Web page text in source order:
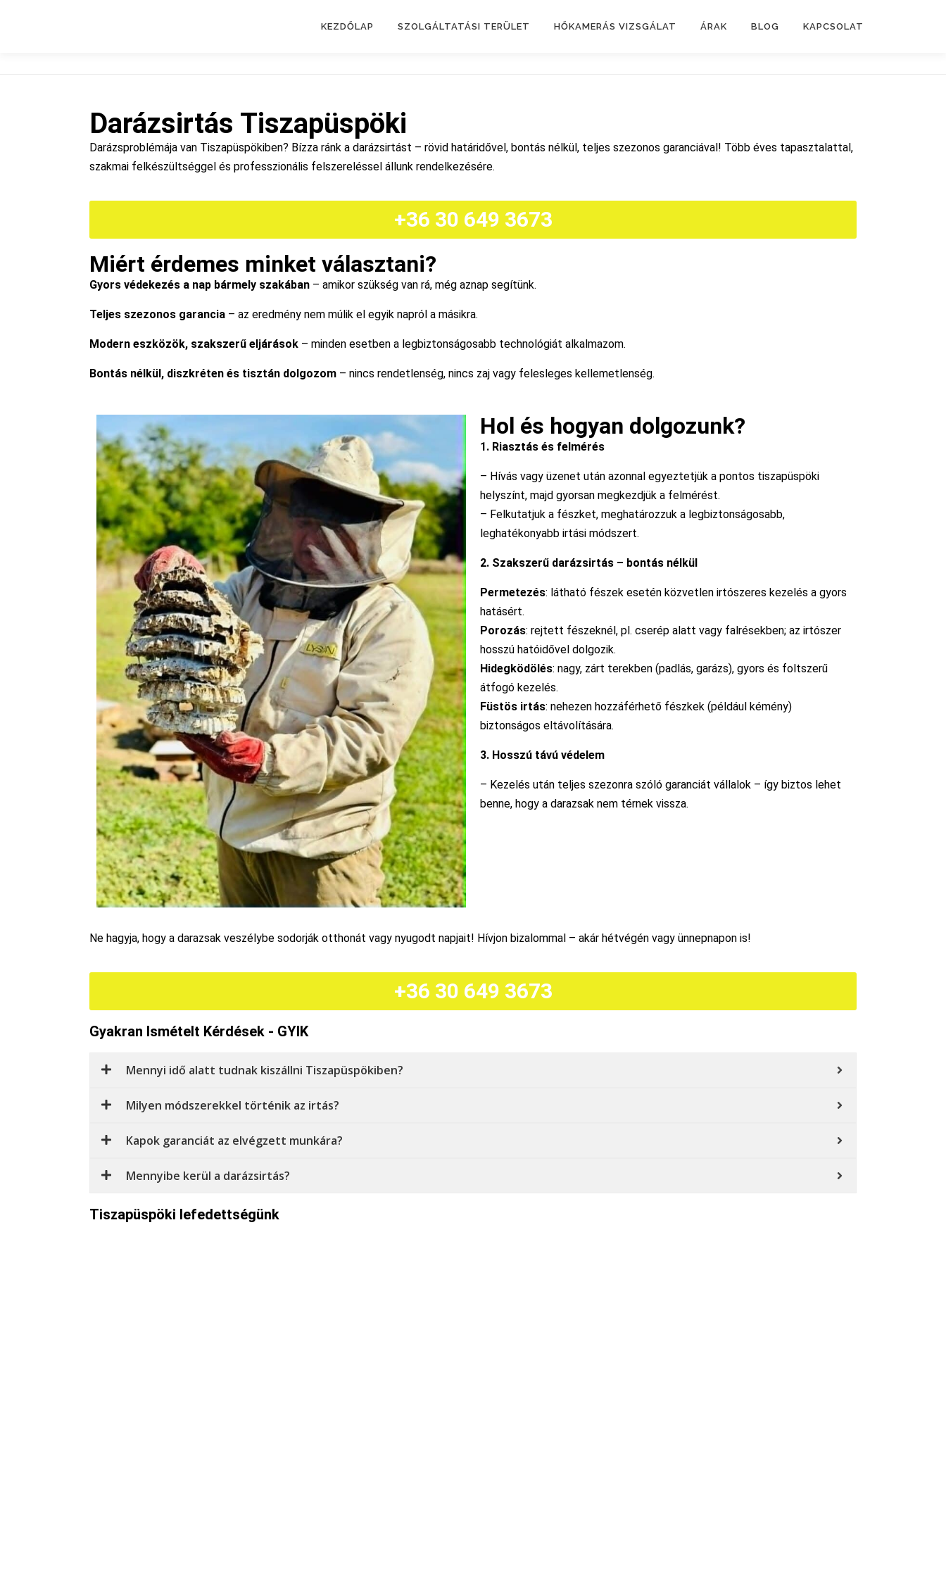
KEZDŐLAP SZOLGÁLTATÁSI TERÜLET HŐKAMERÁS VIZSGÁLAT ÁRAK BLOG KAPCSOLAT
Darázsirtás Tiszapüspöki
Darázsproblémája van Tiszapüspökiben? Bízza ránk a darázsirtást – rövid határidővel, bontás nélkül, teljes szezonos garanciával! Több éves tapasztalattal,
szakmai felkészültséggel és professzionális felszereléssel állunk rendelkezésére.
+36 30 649 3673
Miért érdemes minket választani?
Gyors védekezés a nap bármely szakában – amikor szükség van rá, még aznap segítünk.
Teljes szezonos garancia – az eredmény nem múlik el egyik napról a másikra.
Modern eszközök, szakszerű eljárások – minden esetben a legbiztonságosabb technológiát alkalmazom.
Bontás nélkül, diszkréten és tisztán dolgozom – nincs rendetlenség, nincs zaj vagy felesleges kellemetlenség.
Hol és hogyan dolgozunk?
1. Riasztás és felmérés
– Hívás vagy üzenet után azonnal egyeztetjük a pontos tiszapüspöki
helyszínt, majd gyorsan megkezdjük a felmérést.
– Felkutatjuk a fészket, meghatározzuk a legbiztonságosabb,
leghatékonyabb irtási módszert.
2. Szakszerű darázsirtás – bontás nélkül
Permetezés: látható fészek esetén közvetlen irtószeres kezelés a gyors
hatásért.
Porozás: rejtett fészeknél, pl. cserép alatt vagy falrésekben; az irtószer
hosszú hatóidővel dolgozik.
Hidegködölés: nagy, zárt terekben (padlás, garázs), gyors és foltszerű
átfogó kezelés.
Füstös irtás: nehezen hozzáférhető fészkek (például kémény)
biztonságos eltávolítására.
3. Hosszú távú védelem
– Kezelés után teljes szezonra szóló garanciát vállalok – így biztos lehet
benne, hogy a darazsak nem térnek vissza.
Ne hagyja, hogy a darazsak veszélybe sodorják otthonát vagy nyugodt napjait! Hívjon bizalommal – akár hétvégén vagy ünnepnapon is!
+36 30 649 3673
Gyakran Ismételt Kérdések - GYIK
Mennyi idő alatt tudnak kiszállni Tiszapüspökiben?
Milyen módszerekkel történik az irtás?
Kapok garanciát az elvégzett munkára?
Mennyibe kerül a darázsirtás?
Tiszapüspöki lefedettségünk